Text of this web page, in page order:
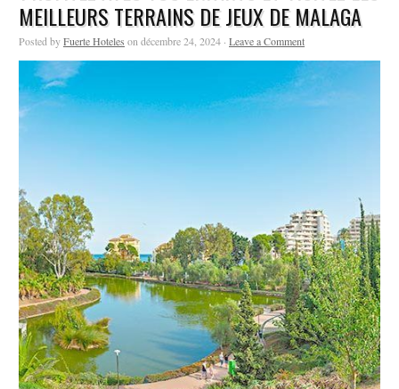
MEILLEURS TERRAINS DE JEUX DE MALAGA
Posted byFuerte Hoteles on décembre 24, 2024 · Leave a Comment